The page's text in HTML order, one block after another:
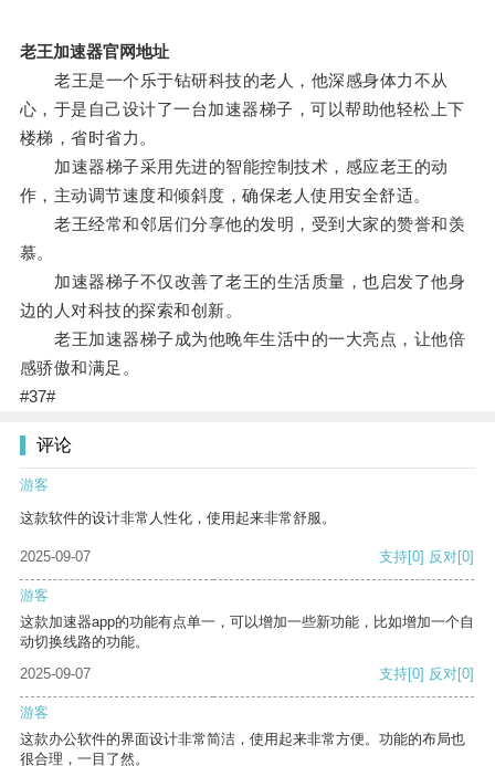
老王加速器官网地址
老王是一个乐于钻研科技的老人，他深感身体力不从
心，于是自己设计了一台加速器梯子，可以帮助他轻松上下
楼梯，省时省力。
加速器梯子采用先进的智能控制技术，感应老王的动
作，主动调节速度和倾斜度，确保老人使用安全舒适。
老王经常和邻居们分享他的发明，受到大家的赞誉和羡
慕。
加速器梯子不仅改善了老王的生活质量，也启发了他身
边的人对科技的探索和创新。
老王加速器梯子成为他晚年生活中的一大亮点，让他倍
感骄傲和满足。
#37#
评论
游客
这款软件的设计非常人性化，使用起来非常舒服。
2025-09-07 支持[0] 反对[0]
游客
这款加速器app的功能有点单一，可以增加一些新功能，比如增加一个自
动切换线路的功能。
2025-09-07
支持[0] 反对[0]
游客
这款办公软件的界面设计非常简洁，使用起来非常方便。功能的布局也
很合理，一目了然。